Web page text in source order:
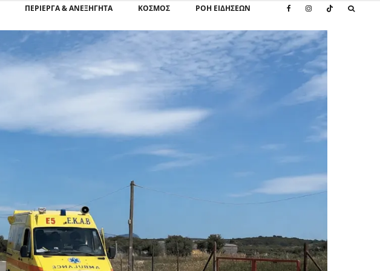
ΠΕΡΊΕΡΓΑ & ΑΝΕΞΉΓΗΤΑ ΚΌΣΜΟΣ ΡΟΗ ΕΙΔΗΣΕΩΝ